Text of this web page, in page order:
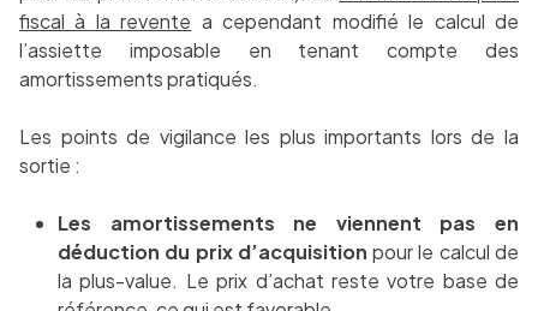
fiscal à la revente a cependant modifié le calcul de
l’assiette imposable en tenant compte des
amortissements pratiqués.
Les points de vigilance les plus importants lors de la
sortie :
Les amortissements ne viennent pas en
déduction du prix d’acquisition pour le calcul de
la plus-value. Le prix d’achat reste votre base de